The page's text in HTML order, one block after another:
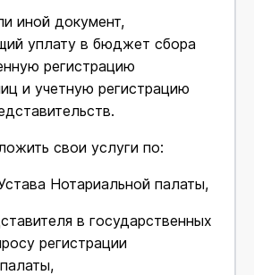
иной документ,
уплату в бюджет сбора
регистрацию
и учетную регистрацию
свои услуги по:
Нотариальной палаты,
в государственных
регистрации